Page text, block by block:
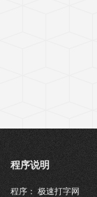
程序说明
程序： 极速打字网